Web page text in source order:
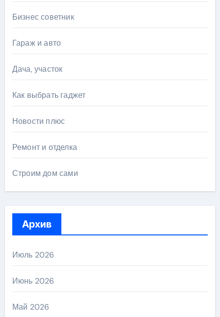
Бизнес советник
Гараж и авто
Дача, участок
Как выбрать гаджет
Новости плюс
Ремонт и отделка
Строим дом сами
Архив
Июль 2026
Июнь 2026
Май 2026